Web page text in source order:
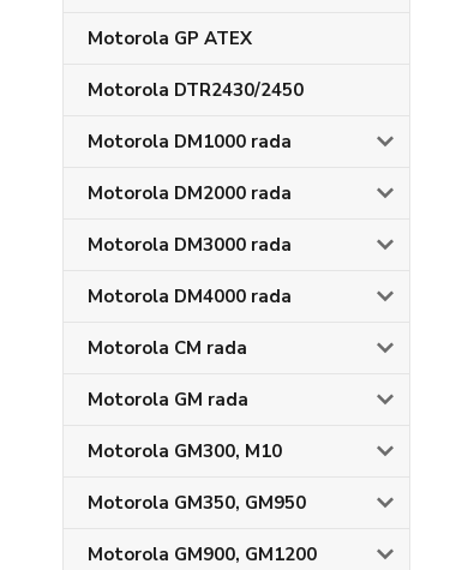
Motorola GP ATEX
Motorola DTR2430/2450
Motorola DM1000 rada
Motorola DM2000 rada
Motorola DM3000 rada
Motorola DM4000 rada
Motorola CM rada
Motorola GM rada
Motorola GM300, M10
Motorola GM350, GM950
Motorola GM900, GM1200